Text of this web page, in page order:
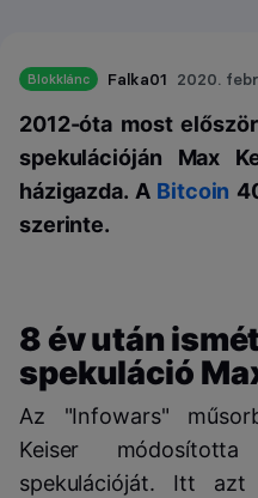
Blokklánc Falka01 2020.
2012-óta most
spekulációján Max
házigazda. A Bitcoin
szerinte.
8 év után
spekuláció
Az "Infowars"
Keiser
spekulációját. Itt